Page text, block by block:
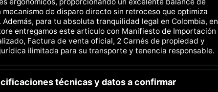
mecanismo de disparo directo sin retroceso que optimiza
para tu absoluta tranquilidad legal en Colombia, en
entregamos este artículo con Manifiesto de Importación
Factura de venta oficial, 2 Carnés de propiedad y
ilimitada para su transporte y tenencia responsable.
técnicas y datos a confirmar